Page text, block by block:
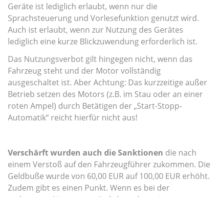
Geräte ist lediglich erlaubt, wenn nur die
Sprachsteuerung und Vorlesefunktion genutzt wird.
Auch ist erlaubt, wenn zur Nutzung des Gerätes
lediglich eine kurze Blickzuwendung erforderlich ist.
Das Nutzungsverbot gilt hingegen nicht, wenn das
Fahrzeug steht und der Motor vollständig
ausgeschaltet ist. Aber Achtung: Das kurzzeitige außer
Betrieb setzen des Motors (z.B. im Stau oder an einer
roten Ampel) durch Betätigen der „Start-Stopp-
Automatik“ reicht hierfür nicht aus!
Verschärft wurden auch die Sanktionen die nach
einem Verstoß auf den Fahrzeugführer zukommen. Die
Geldbuße wurde von 60,00 EUR auf 100,00 EUR erhöht.
Zudem gibt es einen Punkt. Wenn es bei der